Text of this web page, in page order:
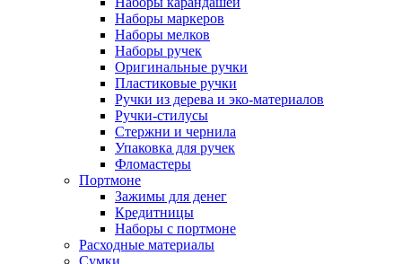
Наборы маркеров
Наборы мелков
Наборы ручек
Оригинальные ручки
Пластиковые ручки
Ручки из дерева и эко-материалов
Ручки-стилусы
Стержни и чернила
Упаковка для ручек
Фломастеры
Портмоне
Зажимы для денег
Кредитницы
Наборы с портмоне
Расходные материалы
Сумки